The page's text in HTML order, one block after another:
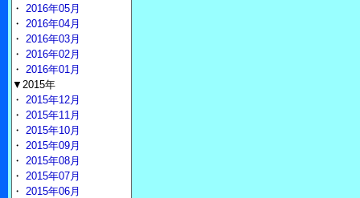
・ 2016年05月
・ 2016年04月
・ 2016年03月
・ 2016年02月
・ 2016年01月
▼2015年
・ 2015年12月
・ 2015年11月
・ 2015年10月
・ 2015年09月
・ 2015年08月
・ 2015年07月
・ 2015年06月